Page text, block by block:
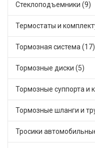
Стеклоподъемники (9)
Тормозная система (17)
Тормозные диски (5)